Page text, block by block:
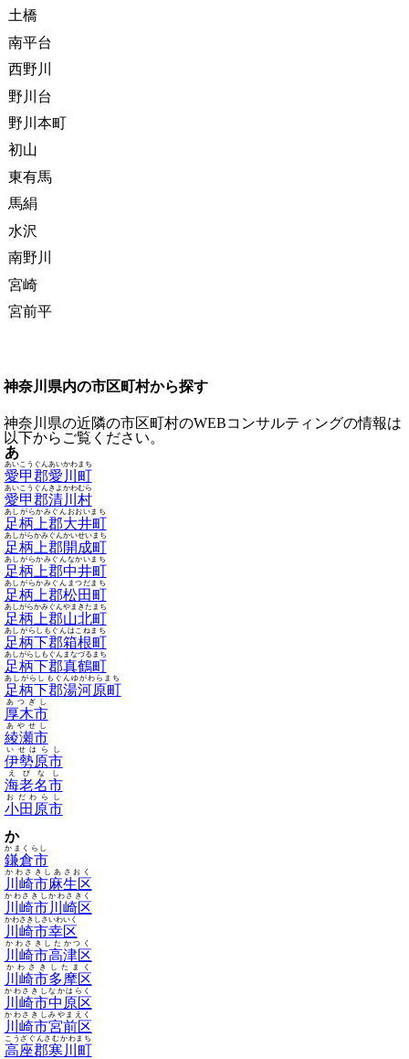
土橋
南平台
西野川
野川台
野川本町
初山
東有馬
馬絹
水沢
南野川
宮崎
宮前平
神奈川県内の市区町村から探す
神奈川県の近隣の市区町村のWEBコンサルティングの情報は
以下からご覧ください。
あ
愛甲郡愛川町
あいこうぐんあいかわまち
愛甲郡清川村
あいこうぐんきよかわむら
足柄上郡大井町
あしがらかみぐんおおいまち
足柄上郡開成町
あしがらかみぐんかいせいまち
足柄上郡中井町
あしがらかみぐんなかいまち
足柄上郡松田町
あしがらかみぐんまつだまち
足柄上郡山北町
あしがらかみぐんやまきたまち
足柄下郡箱根町
あしがらしもぐんはこねまち
足柄下郡真鶴町
あしがらしもぐんまなづるまち
足柄下郡湯河原町
あしがらしもぐんゆがわらまち
厚木市
あつぎし
綾瀬市
あやせし
伊勢原市
いせはらし
海老名市
えびなし
小田原市
おだわらし
か
鎌倉市
かまくらし
川崎市麻生区
かわさきしあさおく
川崎市川崎区
かわさきしかわさきく
川崎市幸区
かわさきしさいわいく
川崎市高津区
かわさきしたかつく
川崎市多摩区
かわさきしたまく
川崎市中原区
かわさきしなかはらく
川崎市宮前区
かわさきしみやまえく
高座郡寒川町
こうざぐんさむかわまち